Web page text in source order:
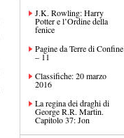
J.K. Rowling: Harry
Potter e l’Ordine della
fenice
Pagine da Terre di Confine
– 11
Classifiche: 20 marzo
2016
La regina dei draghi di
George R.R. Martin.
Capitolo 37: Jon